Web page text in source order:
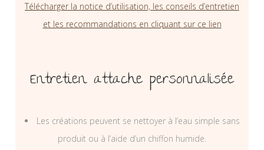
Télécharger la notice d’utilisation, les conseils d’entretien
et les recommandations en cliquant sur ce lien
Entretien attache personnalisée
Les créations peuvent se nettoyer à l’eau simple sans
produit ou à l’aide d’un chiffon humide.